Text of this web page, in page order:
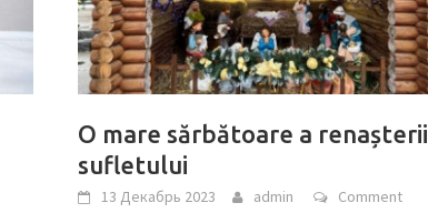
O mare sărbătoare a renașterii
sufletului
13 Декабрь 2023 admin Comment